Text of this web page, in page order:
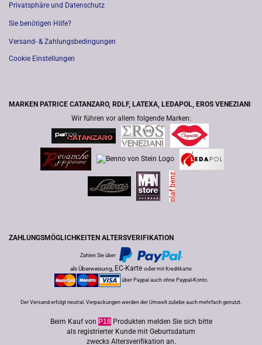
Privatsphäre und Datenschutz
Sie benötigen Hilfe?
Versand- & Zahlungsbedingungen
Cookie Einstellungen
MARKEN PATRICE CATANZARO, RDLF, LATEXA, LEDAPOL, EROS VENEZIANI
Wir führen vor allem folgende Marken:
ZAHLUNGSMÖGLICHKEITEN ALTERSVERIFIKATION
Zahlen Sie über ,
als Überweisung, EC-Karte odermit Kreditkarte
über Paypal auch ohne Paypal-Konto.
Der Versand erfolgt neutral. Verpackungen werden der Umwelt zuliebe auch mehrfach genutzt.
Beim Kauf von P18Produkten melden Sie sich bitte
als registrierter Kunde mit Geburtsdatum
zwecks Altersverifikation an.